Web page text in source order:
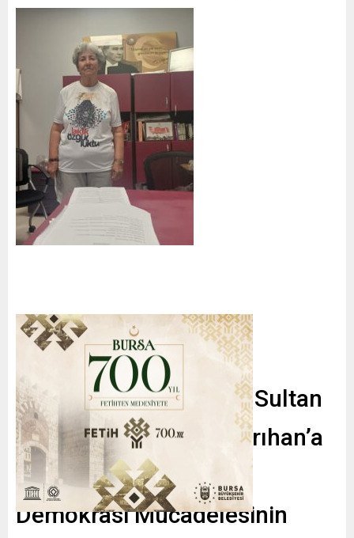
Bursa Kurucu Başkanı Sultan
Yurdunal’dan Şenal Sarıhan’a
Destek: “Bu Azilname
Demokrasi Mücadelesinin